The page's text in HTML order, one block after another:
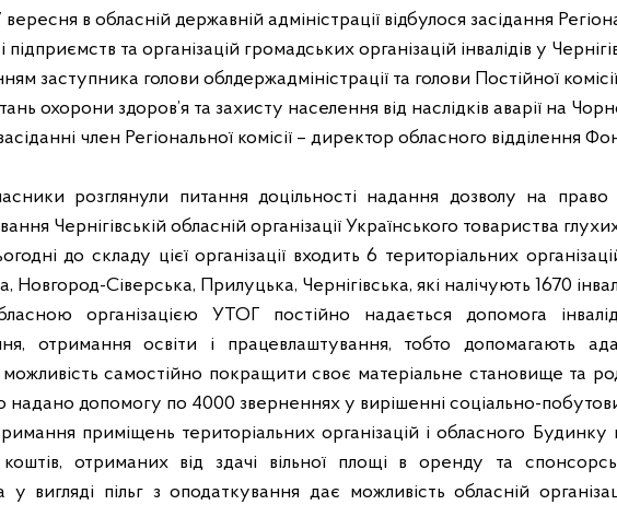
вересня в обласній державній адміністрації відбулося засідання
підприємств та організацій громадських організацій інвалідів у
заступника голови облдержадміністрації та голови Постійної
охорони здоров’я та захисту населення від наслідків аварії на
член Регіональної комісії – директор обласного відділення
розглянули питання доцільності надання дозволу на право
Чернігівській обласній організації Українського товариства
до складу цієї організації входить 6 територіальних
Новгород-Сіверська, Прилуцька, Чернігівська, які налічують 1670
організацією УТОГ постійно надається допомога
отримання освіти і працевлаштування, тобто допомагають
самостійно покращити своє матеріальне становище та
надано допомогу по 4000 зверненнях у вирішенні соціально-
приміщень територіальних організацій і обласного Будинку
отриманих від здачі вільної площі в оренду та
у вигляді пільг з оподаткування дає можливість обласній